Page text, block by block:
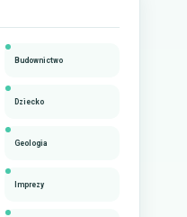
Budownictwo
Dziecko
Geologia
Imprezy